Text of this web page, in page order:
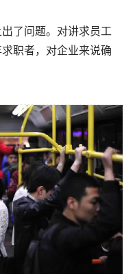
了问题。对讲求员工
职者，对企业来说确